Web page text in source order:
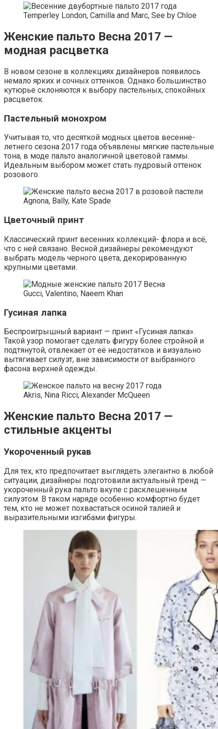
Temperley London, Camilla and Marc, See by Chloe
Женские пальто Весна 2017 —
модная расцветка
В новом сезоне в коллекциях дизайнеров появилось
немало ярких и сочных оттенков. Однако большинство
кутюрье склоняются к выбору пастельных, спокойных
расцветок.
Пастельный монохром
Учитывая то, что десяткой модных цветов весенне-
летнего сезона 2017 года объявлены мягкие пастельные
тона, в моде пальто аналогичной цветовой гаммы.
Идеальным выбором может стать пудровый оттенок
розового.
Agnona, Bally, Kate Spade
Цветочный принт
Классический принт весенних коллекций- флора и всё,
что с ней связано. Весной дизайнеры рекомендуют
выбрать модель черного цвета, декорированную
крупными цветами.
Gucci, Valentino, Naeem Khan
Гусиная лапка
Беспроигрышный вариант — принт «Гусиная лапка».
Такой узор помогает сделать фигуру более стройной и
подтянутой, отвлекает от её недостатков и визуально
вытягивает силуэт, вне зависимости от выбранного
фасона верхней одежды.
Akris, Nina Ricci, Alexander McQueen
Женские пальто Весна 2017 —
стильные акценты
Укороченный рукав
Для тех, кто предпочитает выглядеть элегантно в любой
ситуации, дизайнеры подготовили актуальный тренд —
укороченный рука пальто вкупе с расклешенным
силуэтом. В таком наряде особенно комфортно будет
тем, кто не может похвастаться осиной талией и
выразительными изгибами фигуры.